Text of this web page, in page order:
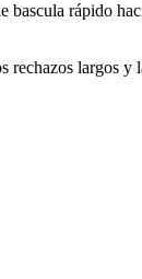
bascula rápido
largos y